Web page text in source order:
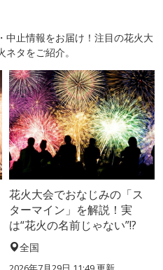
中止情報をお届け！注目の花火大
タをご紹介。
花火大会でおなじみの「ス
ターマイン」を解説！実
は“花火の名前じゃない”!?
全国